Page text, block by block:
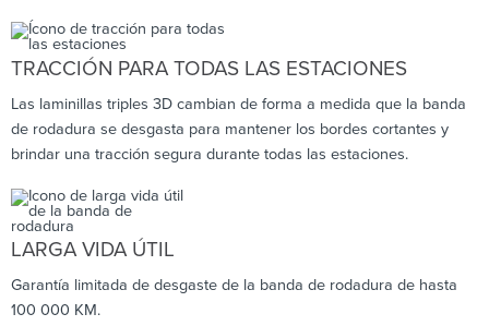
TRACCIÓN PARA TODAS LAS ESTACIONES
Las laminillas triples 3D cambian de forma a medida que la banda
de rodadura se desgasta para mantener los bordes cortantes y
brindar una tracción segura durante todas las estaciones.
LARGA VIDA ÚTIL
Garantía limitada de desgaste de la banda de rodadura de hasta
100 000 KM.